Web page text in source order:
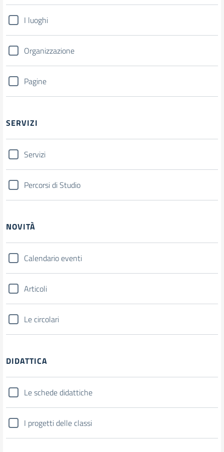
I luoghi
Organizzazione
Pagine
SERVIZI
Servizi
Percorsi di Studio
NOVITÀ
Calendario eventi
Articoli
Le circolari
DIDATTICA
Le schede didattiche
I progetti delle classi